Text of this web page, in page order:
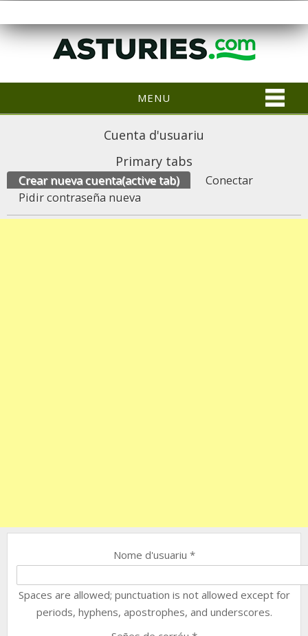
MENU
Cuenta d'usuariu
Primary tabs
Crear nueva cuenta(active tab)
Conectar
Pidir contraseña nueva
Nome d'usuariu *
Spaces are allowed; punctuation is not allowed except for
periods, hyphens, apostrophes, and underscores.